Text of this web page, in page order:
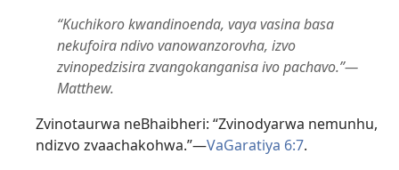
“Kuchikoro kwandinoenda, vaya vasina basa
nekufoira ndivo vanowanzorovha, izvo
zvinopedzisira zvangokanganisa ivo pachavo.”—
Matthew.
Zvinotaurwa neBhaibheri: “Zvinodyarwa nemunhu,
ndizvo zvaachakohwa.”—VaGaratiya 6:7.